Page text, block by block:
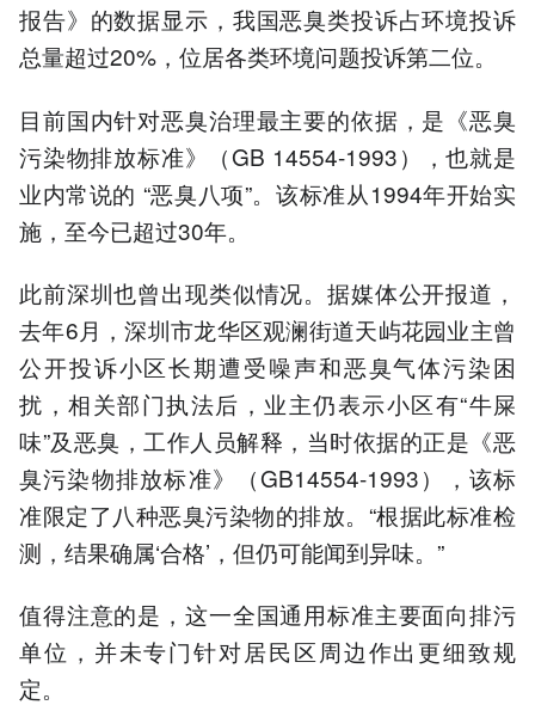
报告》的数据显示，我国恶臭类投诉占环境投诉
总量超过20%，位居各类环境问题投诉第二位。
目前国内针对恶臭治理最主要的依据，是《恶臭
污染物排放标准》（GB 14554-1993），也就是
业内常说的 “恶臭八项”。该标准从1994年开始实
施，至今已超过30年。
此前深圳也曾出现类似情况。据媒体公开报道，
去年6月，深圳市龙华区观澜街道天屿花园业主曾
公开投诉小区长期遭受噪声和恶臭气体污染困
扰，相关部门执法后，业主仍表示小区有“牛屎
味”及恶臭，工作人员解释，当时依据的正是《恶
臭污染物排放标准》（GB14554-1993），该标
准限定了八种恶臭污染物的排放。“根据此标准检
测，结果确属‘合格’，但仍可能闻到异味。”
值得注意的是，这一全国通用标准主要面向排污
单位，并未专门针对居民区周边作出更细致规
定。